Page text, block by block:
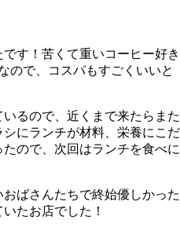
す！苦くて重いコーヒー好き
ので、コスパもすごくいいと
るので、近くまで来たらまた
にランチが材料、栄養にこだ
ので、次回はランチを食べに
ばさんたちで終始優しかった
たお店でした！